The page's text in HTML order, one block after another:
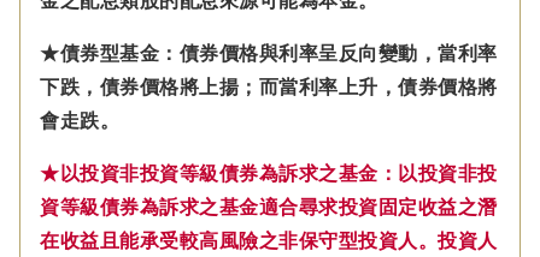
★債券型基金：債券價格與利率呈反向變動，當利率
下跌，債券價格將上揚；而當利率上升，債券價格將
會走跌。
★以投資非投資等級債券為訴求之基金：以投資非投
資等級債券為訴求之基金適合尋求投資固定收益之潛
在收益且能承受較高風險之非保守型投資人。投資人